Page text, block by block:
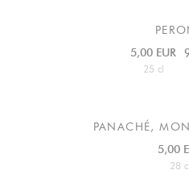
5,00 EUR
25 cl
PANACHÉ,
5,00
28 cl